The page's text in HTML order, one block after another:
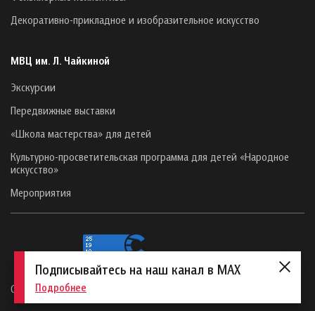
Декоративно-прикладное и изобразительное искусство
МВЦ им. Л. Чайкиной
Экскурсии
Передвижные выставки
«Школа мастерства» для детей
Культурно-просветительская программа для детей «Народное
искусство»
Мероприятия
Сайт создан
Подписывайтесь на наш канал в MAX
Подробнее